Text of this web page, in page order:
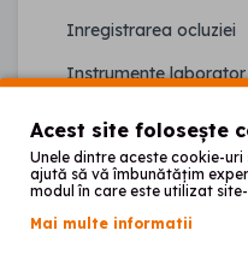
Inregistrarea ocluziei
Instrumente laborator
Lacuri si solutii
Masa de ambalat &
Acest site folosește
Unele dintre aceste cookie-uri
ajută să vă îmbunătățim
modul în care este utilizat
Mai multe informatii